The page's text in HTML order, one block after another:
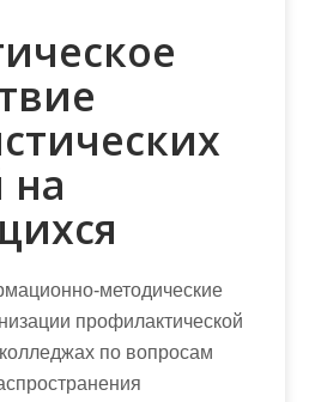
на
методические
профилактической
по вопросам